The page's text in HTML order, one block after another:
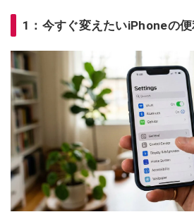
1：今すぐ変えたいiPhoneの